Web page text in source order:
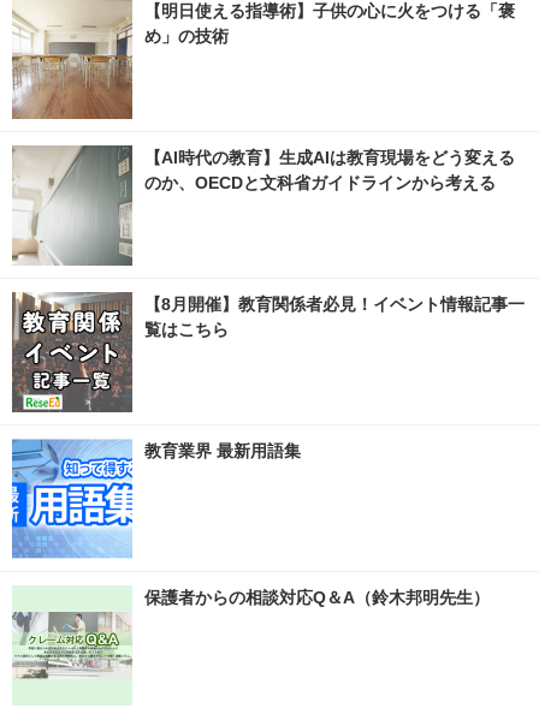
【明日使える指導術】子供の心に火をつける「褒
め」の技術
【AI時代の教育】生成AIは教育現場をどう変える
のか、OECDと文科省ガイドラインから考える
【8月開催】教育関係者必見！イベント情報記事一
覧はこちら
教育業界 最新用語集
保護者からの相談対応Q＆A（鈴木邦明先生）